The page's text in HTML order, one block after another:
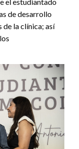
de desarrollo
de la clínica; así